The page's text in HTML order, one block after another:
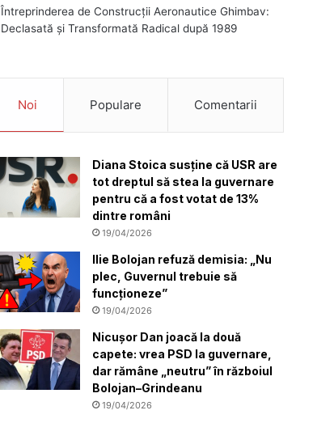
Întreprinderea de Construcții Aeronautice Ghimbav:
Declasată și Transformată Radical după 1989
Noi Populare Comentarii
Diana Stoica susține că USR are
tot dreptul să stea la guvernare
pentru că a fost votat de 13%
dintre români
19/04/2026
Ilie Bolojan refuză demisia: „Nu
plec, Guvernul trebuie să
funcționeze”
19/04/2026
Nicușor Dan joacă la două
capete: vrea PSD la guvernare,
dar rămâne „neutru” în războiul
Bolojan–Grindeanu
19/04/2026